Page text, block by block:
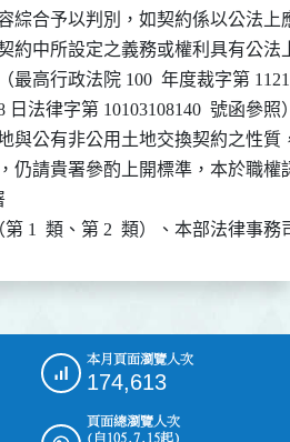
內容綜合予以判別，如契約係以公法
是契約中所設定之義務或權利具有公
約（最高行政法院 100  年度裁字第
月 18 日法律字第 10103108140  號函參
留地與公有非公用土地交換契約之性
約，仍請貴署參酌上開標準，本於職
1  類、第 2  類）、本部法律事務
本月頁面瀏覽人次
174,613
頁面總瀏覽人次
(自105.7.15起)